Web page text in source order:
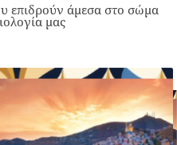
επιδρούν άμεσα στο σώμα
μας